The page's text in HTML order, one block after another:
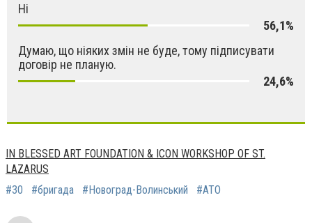
Ні
56,1%
Думаю, що ніяких змін не буде, тому підписувати
договір не планую.
24,6%
IN BLESSED ART FOUNDATION & ICON WORKSHOP OF ST.
LAZARUS
#30
#бригада #Новоград-Волинський #АТО